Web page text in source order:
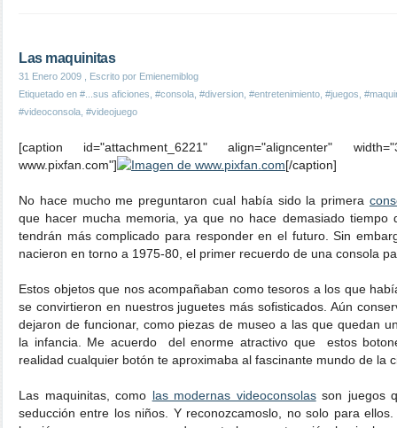
Las maquinitas
31 Enero 2009 , Escrito por Emienemiblog
Etiquetado en #...sus aficiones #consola #diversion #entretenimiento #juegos
#videoconsola #videojuego
[caption id="attachment_6221" align="aligncenter"
www.pixfan.com"]
[/caption]
No hace mucho me preguntaron cual había sido la primera
que hacer mucha memoria, ya que no hace demasiado
tendrán más complicado para responder en el futuro. Sin
nacieron en torno a 1975-80, el primer recuerdo de una consola
Estos objetos que nos acompañaban como tesoros a los que
se convirtieron en nuestros juguetes más sofisticados. Aún
dejaron de funcionar, como piezas de museo a las que quedan
la infancia. Me acuerdo del enorme atractivo que estos
realidad cualquier botón te aproximaba al fascinante mundo de la
Las maquinitas, como las modernas videoconsolasson juegos
seducción entre los niños. Y reconozcamoslo, no solo para